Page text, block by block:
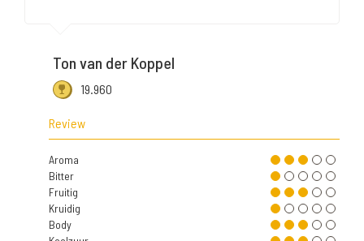
Ton van der Koppel
19.960
Review
Aroma
Bitter
Fruitig
Kruidig
Body